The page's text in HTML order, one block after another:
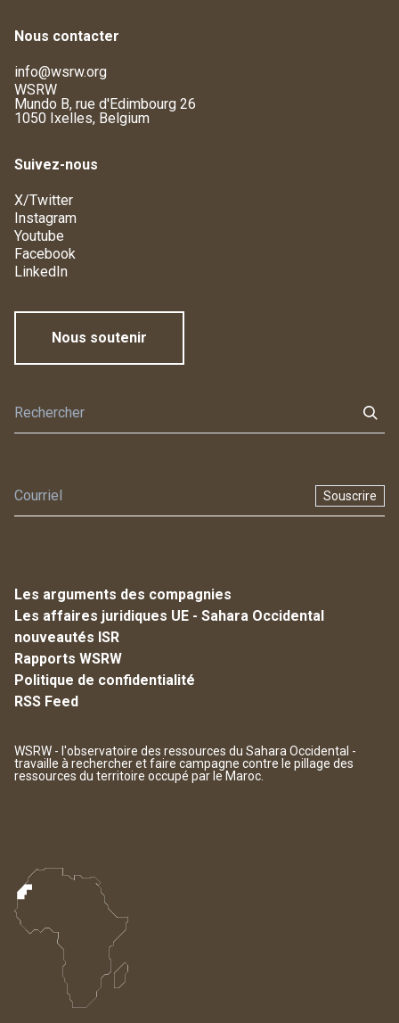
Nous contacter
info@wsrw.org
WSRW
Mundo B, rue d'Edimbourg 26
1050 Ixelles, Belgium
Suivez-nous
X/Twitter
Instagram
Youtube
Facebook
LinkedIn
Nous soutenir
Souscrire
Les arguments des compagnies
Les affaires juridiques UE - Sahara Occidental
nouveautés ISR
Rapports WSRW
Politique de confidentialité
RSS Feed
WSRW - l'observatoire des ressources du Sahara Occidental -
travaille à rechercher et faire campagne contre le pillage des
ressources du territoire occupé par le Maroc.